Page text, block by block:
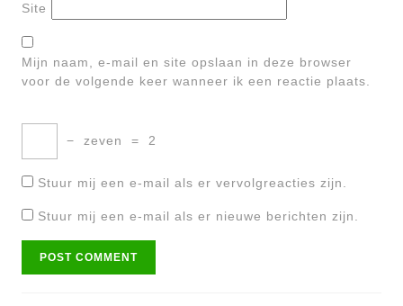
Site
Mijn naam, e-mail en site opslaan in deze browser
voor de volgende keer wanneer ik een reactie plaats.
− zeven = 2
Stuur mij een e-mail als er vervolgreacties zijn.
Stuur mij een e-mail als er nieuwe berichten zijn.